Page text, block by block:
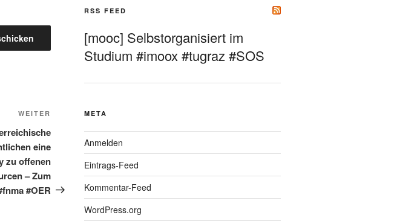
Nächster
Beitrag
WEITER
eine
zu offenen
– Zum
#OER
RSS FEED
[mooc] Selbstorganisiert im
Studium #imoox #tugraz #SOS
META
Anmelden
Eintrags-Feed
Kommentar-Feed
WordPress.org